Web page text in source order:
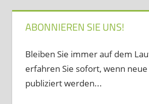
ABONNIEREN SIE UNS!
Bleiben Sie immer auf dem
erfahren Sie sofort, wenn
publiziert werden...